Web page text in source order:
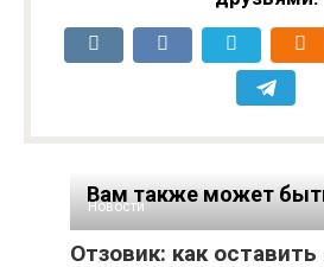
Вам также может
Новости
Отзовик: как